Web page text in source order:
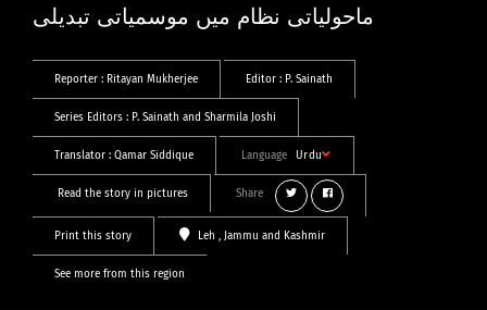
ماحولیاتی نظام میں موسمیاتی تبدیلی
Reporter : Ritayan Mukherjee Editor : P. Sainath
Series Editors : P. Sainath and Sharmila Joshi
Translator : Qamar Siddique Language Urdu
Read the story in pictures Share
Print this story Leh , Jammu and Kashmir
See more from this region